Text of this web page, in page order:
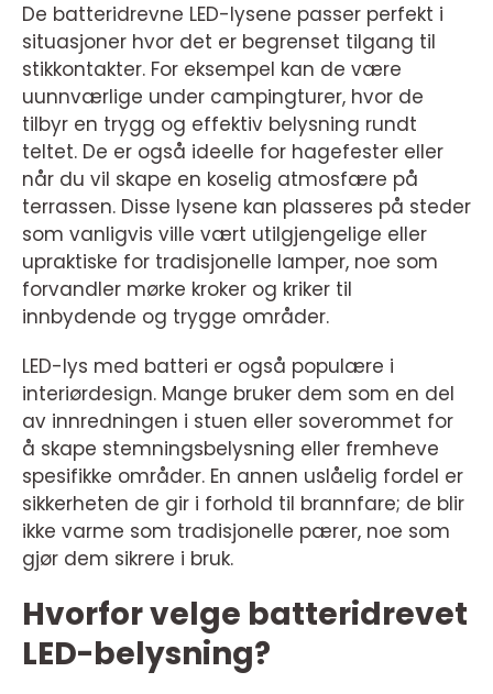
De batteridrevne LED-lysene passer perfekt i
situasjoner hvor det er begrenset tilgang til
stikkontakter. For eksempel kan de være
uunnværlige under campingturer, hvor de
tilbyr en trygg og effektiv belysning rundt
teltet. De er også ideelle for hagefester eller
når du vil skape en koselig atmosfære på
terrassen. Disse lysene kan plasseres på steder
som vanligvis ville vært utilgjengelige eller
upraktiske for tradisjonelle lamper, noe som
forvandler mørke kroker og kriker til
innbydende og trygge områder.
LED-lys med batteri er også populære i
interiørdesign. Mange bruker dem som en del
av innredningen i stuen eller soverommet for
å skape stemningsbelysning eller fremheve
spesifikke områder. En annen uslåelig fordel er
sikkerheten de gir i forhold til brannfare; de blir
ikke varme som tradisjonelle pærer, noe som
gjør dem sikrere i bruk.
Hvorfor velge batteridrevet
LED-belysning?